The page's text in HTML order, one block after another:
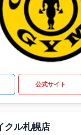
公式サイト
クル札幌店